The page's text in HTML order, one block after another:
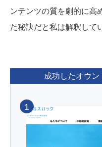
ンテンツの質を劇的に高
た秘訣だと私は解釈して
成功したオウ
1